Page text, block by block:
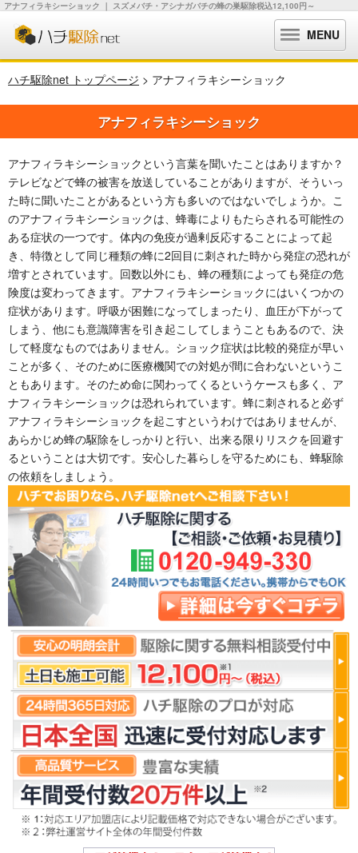
アナフィラキシーショック ｜ スズメバチ・アシナガバチの蜂の巣駆除税込12,100円～
MENU
ハチ駆除net トップページ > アナフィラキシーショック
アナフィラキシーショック
アナフィラキシーショックという言葉を聞いたことはありますか？
テレビなどで蜂の被害を放送していることがありますが、そういっ
た時に聞いたことがあるという方も多いのではないでしょうか。こ
のアナフィラキシーショックは、蜂毒によりもたらされる可能性の
ある症状の一つです。体内の免疫が過剰反応することによって起
き、特徴として同じ種類の蜂に2回目に刺された時から発症の恐れが
増すとされています。回数以外にも、蜂の種類によっても発症の危
険度は変わってきます。アナフィラキシーショックにはいくつかの
症状があります。呼吸が困難になってしまったり、血圧が下がって
しまう、他にも意識障害を引き起こしてしまうこともあるので、決
して軽度なものではありません。ショック症状は比較的発症が早い
ことが多く、そのために医療機関での対処が間に合わないというこ
ともあります。そのため命に関わってくるというケースも多く、ア
ナフィラキシーショックは恐れられています。蜂に刺されると必ず
アナフィラキシーショックを起こすというわけではありませんが、
あらかじめ蜂の駆除をしっかりと行い、出来る限りリスクを回避す
るということは大切です。安心した暮らしを守るためにも、蜂駆除
の依頼をしましょう。